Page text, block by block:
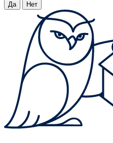
Да Нет